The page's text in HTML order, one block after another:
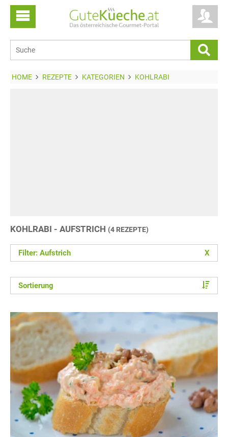
HOME REZEPTE KATEGORIEN KOHLRABI
KOHLRABI - AUFSTRICH (4 REZEPTE)
Filter: Aufstrich X
Sortierung